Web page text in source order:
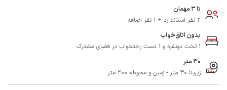
تا 3 مهمان
2 نفر استاندارد + 1 نفر اضافه
بدون اتاق‌خواب
1 تخت دونفره و 1 دست رختخواب در فضای مشترک
30 متر
زیربنا 30 متر - زمین و محوطه 200 متر